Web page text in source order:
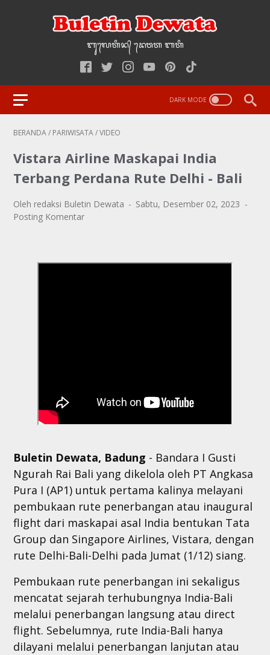
ᬩᬸ᭢ᬮᬢᬶᬦ᭄‌ ᭢ᬤᬯᬢ‌‌‌ ᬩᬢᬶ
BERANDA/ PARIWISATA/VIDEO
Vistara Airline Maskapai India
Terbang Perdana Rute Delhi - Bali
Oleh redaksi Buletin Dewata
Sabtu, Desember 02, 2023
Posting Komentar
Buletin Dewata, Badung - Bandara I Gusti
Ngurah Rai Bali yang dikelola oleh PT Angkasa
Pura I (AP1) untuk pertama kalinya melayani
pembukaan rute penerbangan atau inaugural
flight dari maskapai asal India bentukan Tata
Group dan Singapore Airlines, Vistara, dengan
rute Delhi-Bali-Delhi pada Jumat (1/12) siang.
Pembukaan rute penerbangan ini sekaligus
mencatat sejarah terhubungnya India-Bali
melalui penerbangan langsung atau direct
flight. Sebelumnya, rute India-Bali hanya
dilayani melalui penerbangan lanjutan atau